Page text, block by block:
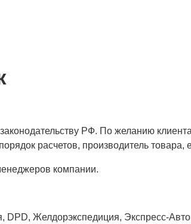
РФ. По желанию
расчетов, производитель товара,
компании.
DPD, Желдорэкспедиция, Экспресс-